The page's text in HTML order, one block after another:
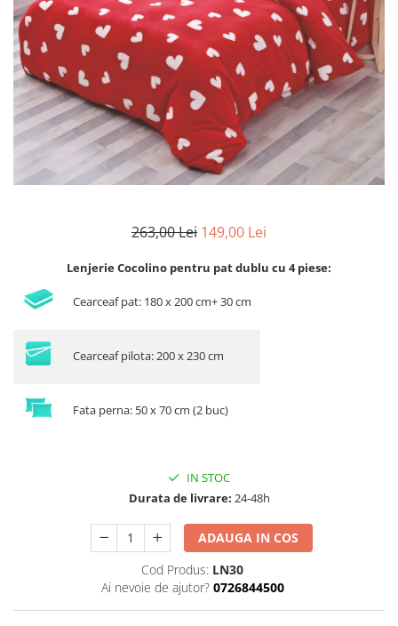
Lenjerii Creponate
Lenjerii de finet Iprimate Digital
Lenjerii de pat Bumbac 100%
Lenjerii de pat Finet + 2 Draperii
Lenjerii de pat Saten 4 piese cu
263,00 Lei 149,00 Lei
Lenjerie Cocolino pentru pat dublu cu 4 piese:
Cearceaf pat: 180 x 200 cm+ 30 cm
Cearceaf pilota: 200 x 230 cm
Fata perna: 50 x 70 cm (2 buc)
IN STOC
Durata de livrare: 24-48h
ADAUGA IN COS
Cod Produs: LN30
Ai nevoie de ajutor? 0726844500